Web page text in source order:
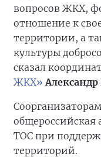
вопросов ЖКХ,
отношение к
территории, а
культуры
сказал
ЖКХ» Александр
общероссийская
ТОС при
территорий.